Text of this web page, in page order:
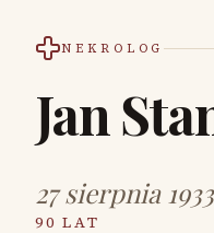
NEKROLOG
Jan
27 sierpnia
90 LAT